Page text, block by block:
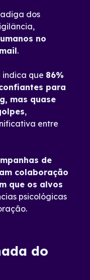
dos
no
.
indica que 86%
para
mas quase
,
entre
de
colaboração
que os alvos
psicológicas
do